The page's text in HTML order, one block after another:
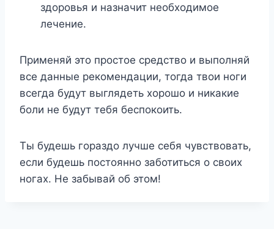
здоровья и назначит необходимое
лечение.
Применяй это простое средство и выполняй
все данные рекомендации, тогда твои ноги
всегда будут выглядеть хорошо и никакие
боли не будут тебя беспокоить.
Ты будешь гораздо лучше себя чувствовать,
если будешь постоянно заботиться о своих
ногах. Не забывай об этом!